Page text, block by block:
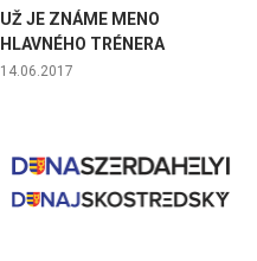
UŽ JE ZNÁME MENO
HLAVNÉHO TRÉNERA
14.06.2017